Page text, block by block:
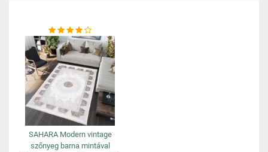
SAHARA Modern vintage
szőnyeg barna mintával